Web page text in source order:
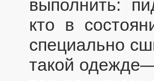
выполнить:
кто в
специально
такой